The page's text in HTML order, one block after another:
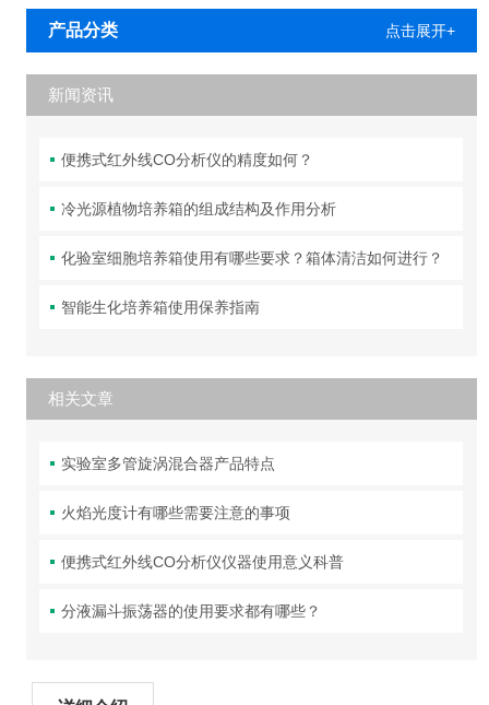
产品分类 点击展开+
新闻资讯
便携式红外线CO分析仪的精度如何？
冷光源植物培养箱的组成结构及作用分析
化验室细胞培养箱使用有哪些要求？箱体清洁如何进行？
智能生化培养箱使用保养指南
相关文章
实验室多管旋涡混合器产品特点
火焰光度计有哪些需要注意的事项
便携式红外线CO分析仪仪器使用意义科普
分液漏斗振荡器的使用要求都有哪些？